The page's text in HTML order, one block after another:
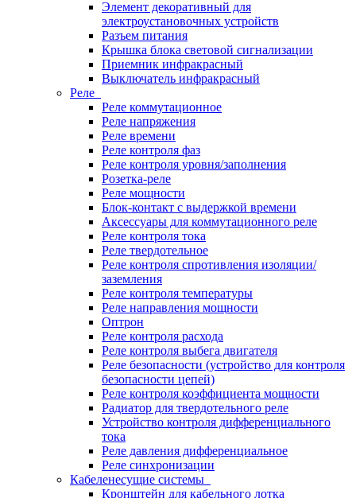
Элемент декоративный для
электроустановочных устройств
Разъем питания
Крышка блока световой сигнализации
Приемник инфракрасный
Выключатель инфракрасный
Реле
Реле коммутационное
Реле напряжения
Реле времени
Реле контроля фаз
Реле контроля уровня/заполнения
Розетка-реле
Реле мощности
Блок-контакт с выдержкой времени
Аксессуары для коммутационного реле
Реле контроля тока
Реле твердотельное
Реле контроля спротивления изоляции/
заземления
Реле контроля температуры
Реле направления мощности
Оптрон
Реле контроля расхода
Реле контроля выбега двигателя
Реле безопасности (устройство для контроля
безопасности цепей)
Реле контроля коэффициента мощности
Радиатор для твердотельного реле
Устройство контроля дифференциального
тока
Реле давления дифференциальное
Реле синхронизации
Кабеленесущие системы
Кронштейн для кабельного лотка